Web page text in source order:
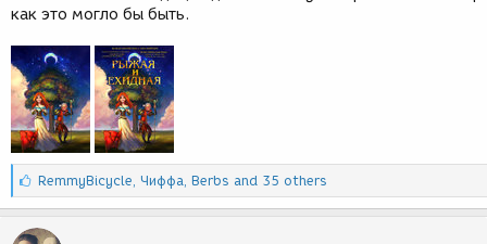
как это могло бы быть.
С
и
п
RemmyBicycle, Чиффа, Berbs and 35 others